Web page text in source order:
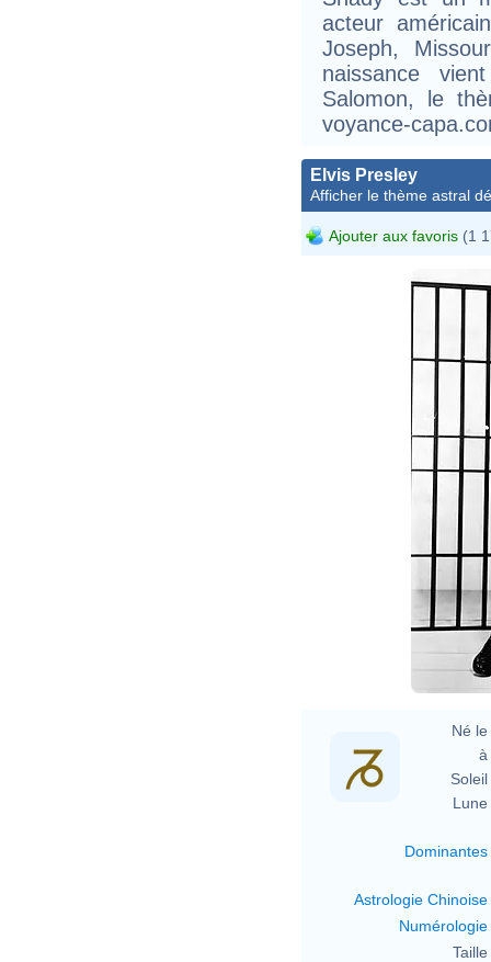
acteur
Joseph,
naissance
Salomon, le
voyance-
Elvis Presley
Afficher le thème astral
Ajouter aux favoris (1
Né le
à
Soleil
Lune
Dominantes
Astrologie Chinoise
Numérologie
Taille